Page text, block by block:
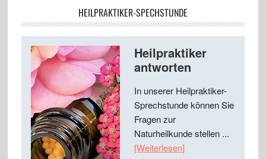
HEILPRAKTIKER-SPECHSTUNDE
Heilpraktiker
antworten
In unserer Heilpraktiker-
Sprechstunde können Sie
Fragen zur
Naturheilkunde stellen ...
[Weiterlesen]